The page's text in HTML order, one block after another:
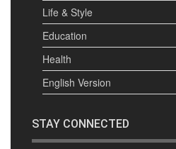
Life & Style
Education
Health
English Version
STAY CONNECTED